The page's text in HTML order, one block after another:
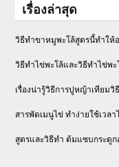
เรื่องล่าสุด
วิธีทำขาหมูพะโล้สูตรนี้ทำให้
วิธีทําไข่พะโล้และวิธีทำไข่พะ
เรื่องน่ารู้วิธีการปูหญ้าเทียม
สารพัดเมนูไข่ ทำง่ายใช้เวล
สูตรและวิธีทำ ต้มแซบกระดู